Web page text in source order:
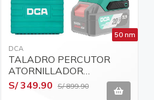
50 nm
DCA
TALADRO PERCUTOR
ATORNILLADOR
INALAMBRICO 20V DE
50NM DCA ADJZ2050I
S/ 349.90 S/ 899.90